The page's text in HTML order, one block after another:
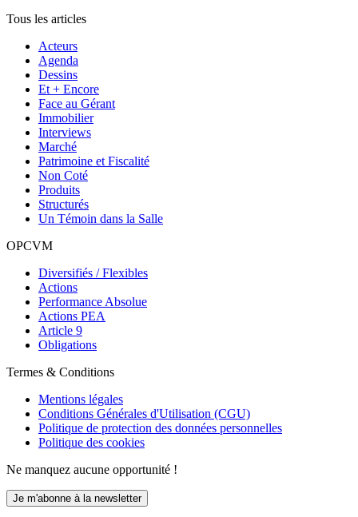
Tous les articles
Acteurs
Agenda
Dessins
Et + Encore
Face au Gérant
Immobilier
Interviews
Marché
Patrimoine et Fiscalité
Non Coté
Produits
Structurés
Un Témoin dans la Salle
OPCVM
Diversifiés / Flexibles
Actions
Performance Absolue
Actions PEA
Article 9
Obligations
Termes & Conditions
Mentions légales
Conditions Générales d'Utilisation (CGU)
Politique de protection des données personnelles
Politique des cookies
Ne manquez aucune opportunité !
Je m'abonne à la newsletter